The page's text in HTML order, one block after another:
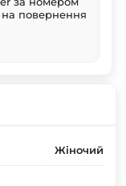
на повернення
Жіночий